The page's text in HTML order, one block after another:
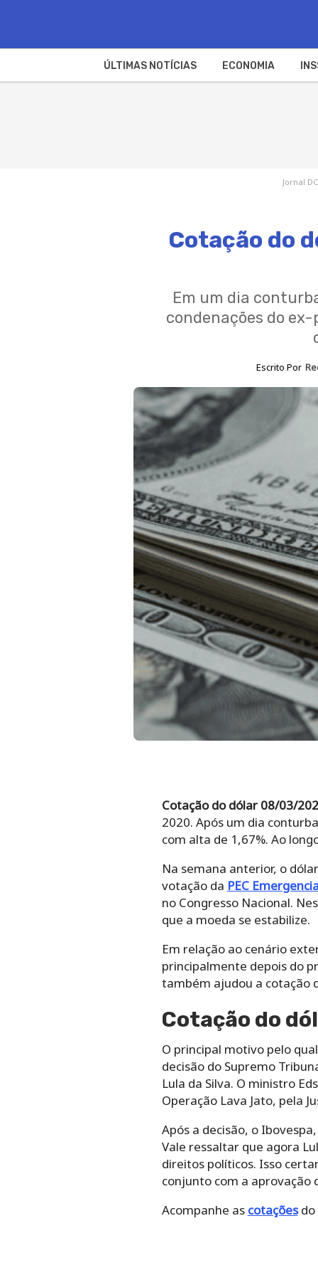
ÚLTIMAS NOTÍCIAS ECONOMIA
Jornal
Cotação do
Em um dia
condenações do
Escrito Por
Cotação do dólar 08/03/
2020. Após um dia
com alta de 1,67%. Ao
Na semana anterior, o
votação da PEC
no Congresso Nacional.
que a moeda se estabilize.
Em relação ao cenário
principalmente depois do
também ajudou a cotação
Cotação do
O principal motivo pelo
decisão do Supremo
Lula da Silva. O ministro
Operação Lava Jato, pela
Após a decisão, o
Vale ressaltar que agora
direitos políticos. Isso
conjunto com a aprovação
Acompanhe as cotaçõesdo